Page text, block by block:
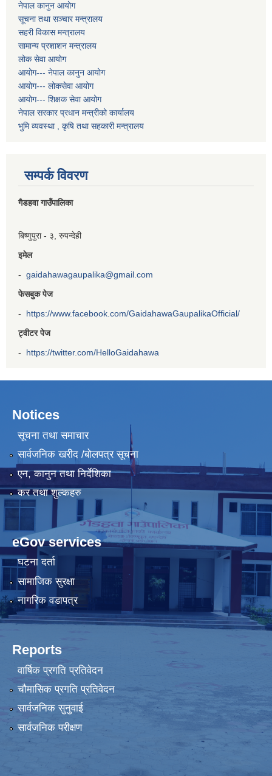
नेपाल कानुन आयोग
सूचना तथा सञ्चार मन्त्रालय
सहरी विकास मन्त्रालय
सामान्य प्रशाशन मन्त्रालय
लोक सेवा आयोग
आयोग--- नेपाल कानुन आयोग
आयोग--- लोकसेवा आयोग
आयोग--- शिक्षक सेवा आयोग
नेपाल सरकार प्रधान मन्त्रीको कार्यालय
भुमि व्यवस्था , कृषि तथा सहकारी मन्त्रालय
सम्पर्क विवरण
गैडहवा गाउँपालिका
बिष्णुपुरा - ३, रुपन्देही
इमेल
- gaidahawagaupalika@gmail.com
फेसबुक पेज
- https://www.facebook.com/GaidahawaGaupalikaOfficial/
ट्वीटर पेज
- https://twitter.com/HelloGaidahawa
Notices
सूचना तथा समाचार
सार्वजनिक खरीद /बोलपत्र सूचना
एन, कानुन तथा निर्देशिका
कर तथा शुल्कहरु
eGov services
घटना दर्ता
सामाजिक सुरक्षा
नागरिक वडापत्र
Reports
वार्षिक प्रगति प्रतिवेदन
चौमासिक प्रगति प्रतिवेदन
सार्वजनिक सुनुवाई
सार्वजनिक परीक्षण